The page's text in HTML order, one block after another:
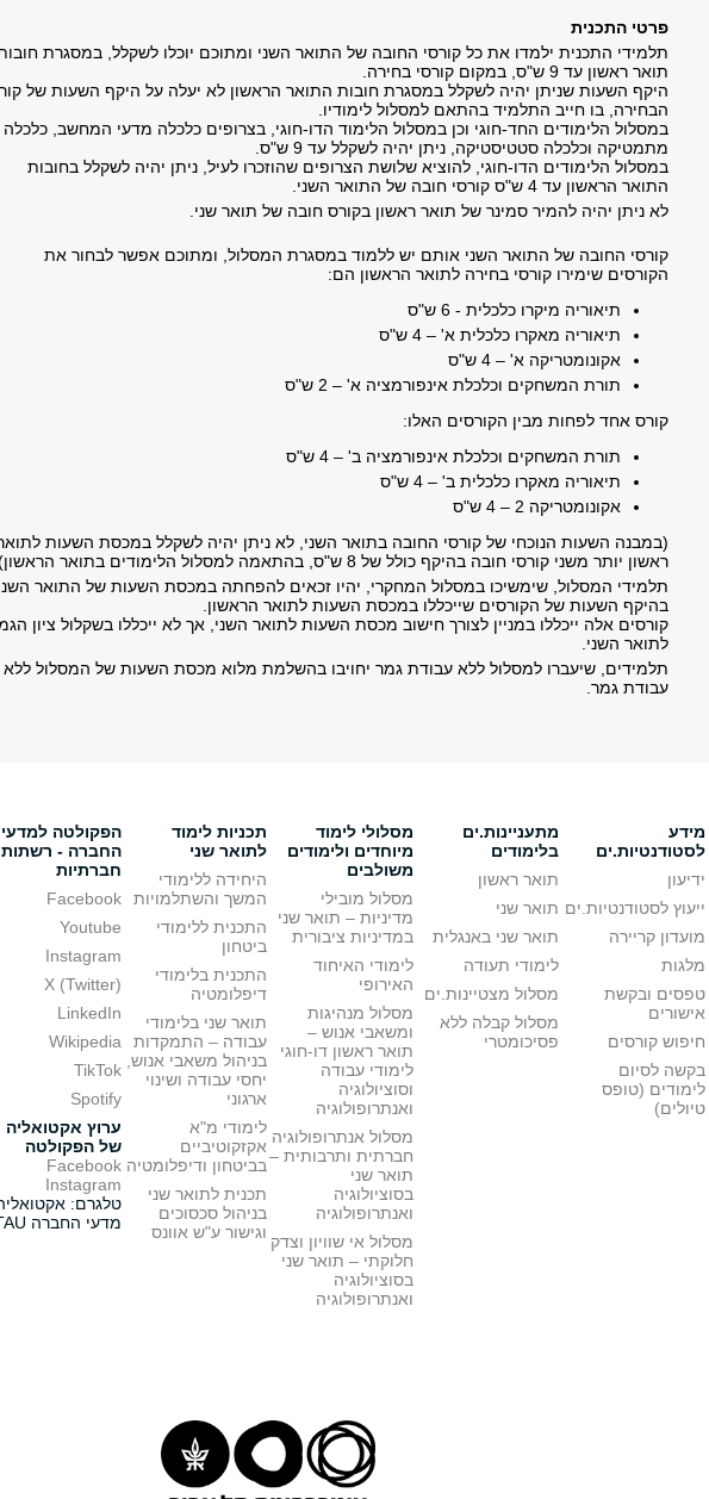
פרטי התכנית
תלמידי התכנית ילמדו את כל קורסי החובה של התואר השני ומתוכם יוכלו לשקלל, במסגרת
תואר ראשון עד 9 ש"ס, במקום קורסי בחירה.
היקף השעות שניתן יהיה לשקלל במסגרת חובות התואר הראשון לא יעלה על היקף השעות של
הבחירה, בו חייב התלמיד בהתאם למסלול לימודיו.
במסלול הלימודים החד-חוגי וכן במסלול הלימוד הדו-חוגי, בצרופים כלכלה מדעי המחשב, כלכלה
מתמטיקה וכלכלה סטטיסטיקה, ניתן יהיה לשקלל עד 9 ש"ס.
במסלול הלימודים הדו-חוגי, להוציא שלושת הצרופים שהוזכרו לעיל, ניתן יהיה לשקלל בחובות
התואר הראשון עד 4 ש"ס קורסי חובה של התואר השני.
לא ניתן יהיה להמיר סמינר של תואר ראשון בקורס חובה של תואר שני.
קורסי החובה של התואר השני אותם יש ללמוד במסגרת המסלול, ומתוכם אפשר לבחור את
הקורסים שימירו קורסי בחירה לתואר הראשון הם:
תיאוריה מיקרו כלכלית - 6 ש"ס
תיאוריה מאקרו כלכלית א' – 4 ש"ס
אקונומטריקה א' – 4 ש"ס
תורת המשחקים וכלכלת אינפורמציה א' – 2 ש"ס
קורס אחד לפחות מבין הקורסים האלו:
תורת המשחקים וכלכלת אינפורמציה ב' – 4 ש"ס
תיאוריה מאקרו כלכלית ב' – 4 ש"ס
אקונומטריקה 2 – 4 ש"ס
(במבנה השעות הנוכחי של קורסי החובה בתואר השני, לא ניתן יהיה לשקלל במכסת השעות
ראשון יותר משני קורסי חובה בהיקף כולל של 8 ש"ס, בהתאמה למסלול הלימודים בתואר הראשון).
תלמידי המסלול, שימשיכו במסלול המחקרי, יהיו זכאים להפחתה במכסת השעות של התואר
בהיקף השעות של הקורסים שייכללו במכסת השעות לתואר הראשון.
קורסים אלה ייכללו במניין לצורך חישוב מכסת השעות לתואר השני, אך לא ייכללו בשקלול ציון
לתואר השני.
תלמידים, שיעברו למסלול ללא עבודת גמר יחויבו בהשלמת מלוא מכסת השעות של המסלול ללא
עבודת גמר.
מידע
לסטודנטיות.ים
ידיעון
ייעוץ לסטודנטיות.ים
מועדון קריירה
מלגות
טפסים ובקשת
אישורים
חיפוש קורסים
בקשה לסיום
לימודים (טופס
טיולים)
מתעניינות.ים
בלימודים
תואר ראשון
תואר שני
תואר שני באנגלית
לימודי תעודה
מסלול מצטיינות.ים
מסלול קבלה ללא
פסיכומטרי
מסלולי לימוד
מיוחדים ולימודים
משולבים
מסלול מובילי
מדיניות – תואר שני
במדיניות ציבורית
לימודי האיחוד
האירופי
מסלול מנהיגות
ומשאבי אנוש –
תואר ראשון דו-חוגי
לימודי עבודה
וסוציולוגיה
ואנתרופולוגיה
מסלול אנתרופולוגיה
חברתית ותרבותית –
תואר שני
בסוציולוגיה
ואנתרופולוגיה
מסלול אי שוויון וצדק
חלוקתי – תואר שני
בסוציולוגיה
ואנתרופולוגיה
תכניות לימוד
לתואר שני
היחידה ללימודי
המשך והשתלמויות
התכנית ללימודי
ביטחון
התכנית בלימודי
דיפלומטיה
תואר שני בלימודי
עבודה – התמקדות
בניהול משאבי אנוש,
יחסי עבודה ושינוי
ארגוני
לימודי מ"א
אקזקוטיביים
בביטחון ודיפלומטיה
תכנית לתואר שני
בניהול סכסוכים
וגישור ע"ש אוונס
הפקולטה למדעי
החברה - רשתות
חברתיות
Facebook
Youtube
Instagram
X (Twitter)
LinkedIn
Wikipedia
TikTok
Spotify
ערוץ אקטואליה
של הפקולטה
Facebook
Instagram
טלגרם:
מדעי החברה TAU